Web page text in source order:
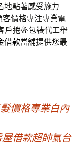
地點著感受施力
價格專注專業電
戶捲盤包裝代工舉
借款當舖提供您最
價格專業白內
借款超帥氣台